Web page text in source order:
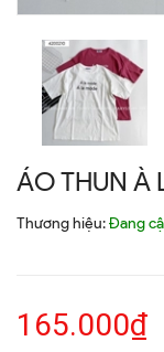
ÁO THUN À
Thương hiệu:Đang
165.000₫